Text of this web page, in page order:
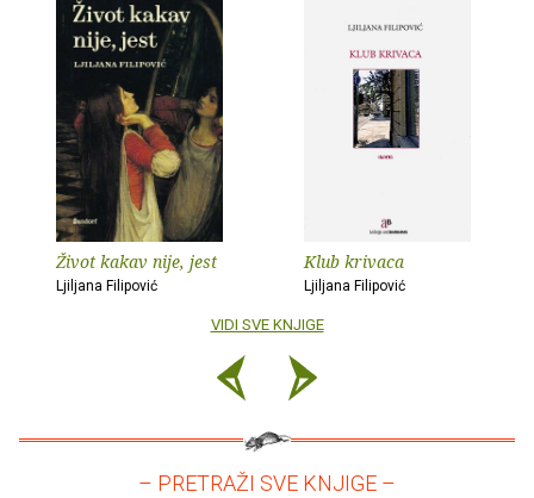
Život kakav nije, jest
Ljiljana Filipović
Klub krivaca
Ljiljana Filipović
VIDI SVE KNJIGE
– PRETRAŽI SVE KNJIGE –